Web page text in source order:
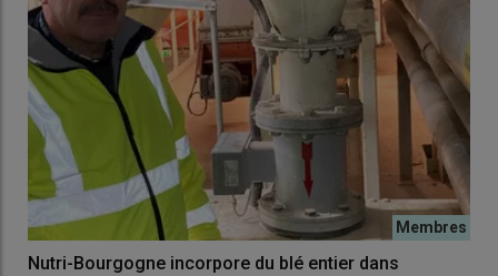
Nutri-Bourgogne incorpore du blé entier dans